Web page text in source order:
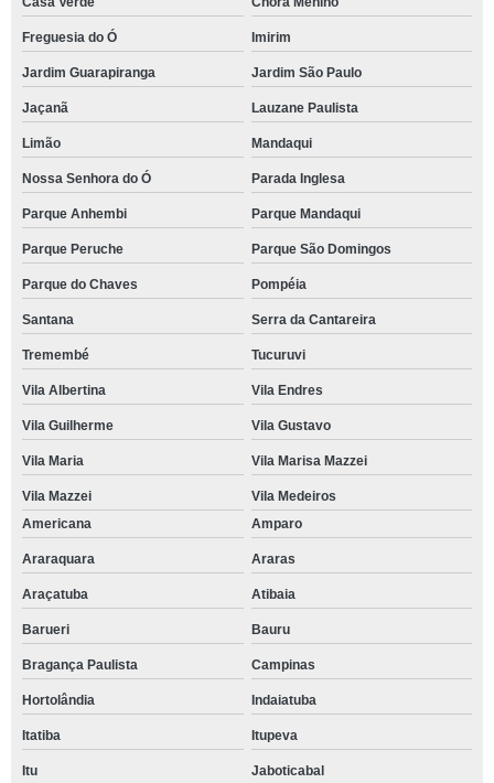
Freguesia do Ó Imirim
Jardim Guarapiranga Jardim São Paulo
Jaçanã Lauzane Paulista
Limão Mandaqui
Nossa Senhora do Ó Parada Inglesa
Parque Anhembi Parque Mandaqui
Parque Peruche Parque São Domingos
Parque do Chaves Pompéia
Santana Serra da Cantareira
Tremembé Tucuruvi
Vila Albertina Vila Endres
Vila Guilherme Vila Gustavo
Vila Maria Vila Marisa Mazzei
Vila Mazzei
Vila Medeiros
Americana
Amparo
Araraquara Araras
Araçatuba Atibaia
Barueri Bauru
Bragança Paulista Campinas
Hortolândia Indaiatuba
Itatiba Itupeva
Itu Jaboticabal